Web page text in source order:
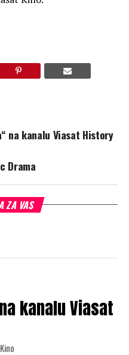
na kanalu Viasat History
Drama
ZA VAS
kanalu Viasat